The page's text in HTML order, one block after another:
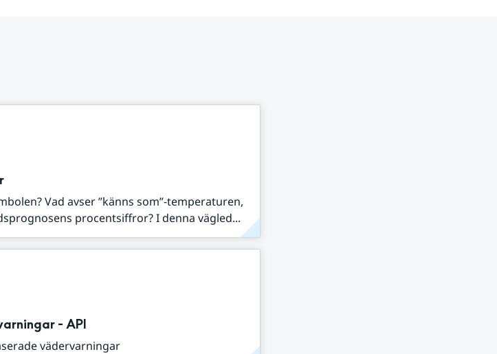
Vad avser ”känns som”-temperaturen,
procentsiffror? I denna vägled...
- API
vädervarningar